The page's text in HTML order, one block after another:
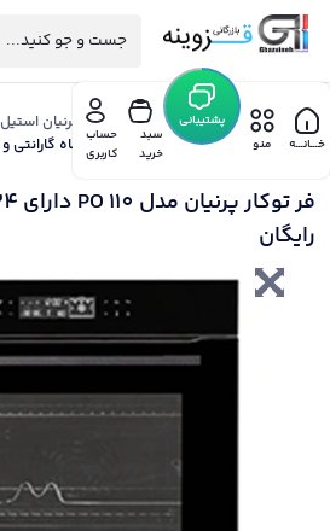
خـــانـــه منو
پشتیبانی
سبد
خرید
حساب
کاربری
خانه هود گاز سینک پرنیان/فر توکار پرنیان استیل
/ فر توکار پرنیان مدل PO 110 دارای 24 ماه گارانتی و نصب رایگان
رایگان